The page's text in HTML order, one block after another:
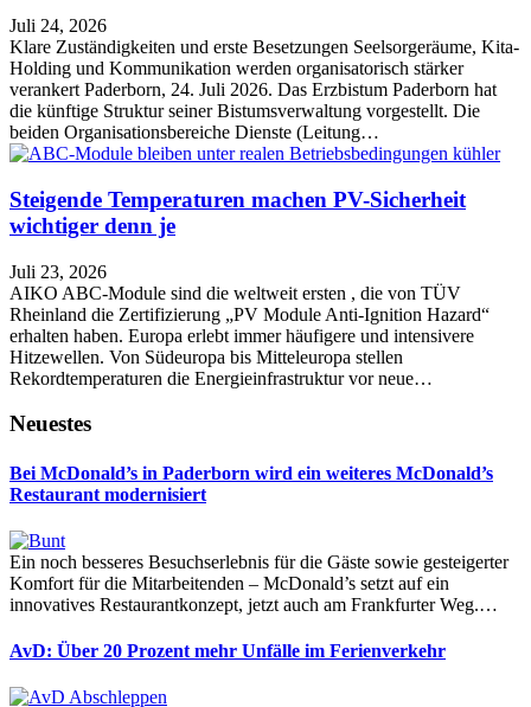
Juli 24, 2026
Klare Zuständigkeiten und erste Besetzungen Seelsorgeräume, Kita-
Holding und Kommunikation werden organisatorisch stärker
verankert Paderborn, 24. Juli 2026. Das Erzbistum Paderborn hat
die künftige Struktur seiner Bistumsverwaltung vorgestellt. Die
beiden Organisationsbereiche Dienste (Leitung…
Steigende Temperaturen machen PV-Sicherheit
wichtiger denn je
Juli 23, 2026
AIKO ABC-Module sind die weltweit ersten , die von TÜV
Rheinland die Zertifizierung „PV Module Anti-Ignition Hazard“
erhalten haben. Europa erlebt immer häufigere und intensivere
Hitzewellen. Von Südeuropa bis Mitteleuropa stellen
Rekordtemperaturen die Energieinfrastruktur vor neue…
Neuestes
Bei McDonald’s in Paderborn wird ein weiteres McDonald’s
Restaurant modernisiert
Ein noch besseres Besuchserlebnis für die Gäste sowie gesteigerter
Komfort für die Mitarbeitenden – McDonald’s setzt auf ein
innovatives Restaurantkonzept, jetzt auch am Frankfurter Weg.…
AvD: Über 20 Prozent mehr Unfälle im Ferienverkehr